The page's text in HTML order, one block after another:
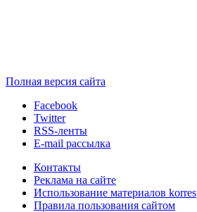
Полная версия сайта
Facebook
Twitter
RSS-ленты
E-mail рассылка
Контакты
Реклама на сайте
Использование материалов
Правила пользования сайтом